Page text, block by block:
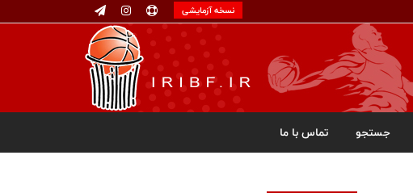
نسخه آزمایشی
جستجو تماس با ما